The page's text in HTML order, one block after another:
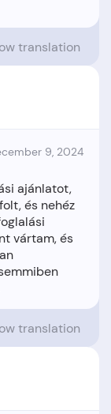
translation
9, 2024
ajánlatot,
és nehéz
vártam, és
translation